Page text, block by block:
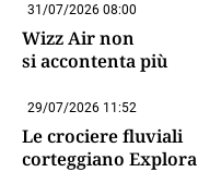
31/07/2026 08:00
Wizz Air non
si accontenta più
29/07/2026 11:52
Le crociere fluviali
corteggiano Explora